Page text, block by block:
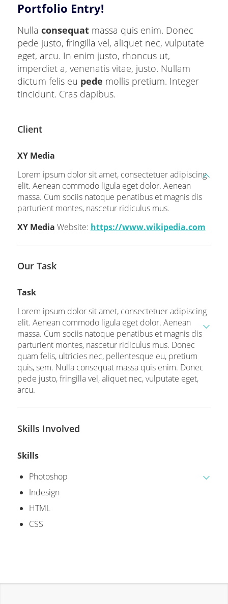
Portfolio Entry!
Nulla consequatmassa quis enim. Donec
pede justo, fringilla vel, aliquet nec, vulputate
eget, arcu. In enim justo, rhoncus ut,
imperdiet a, venenatis vitae, justo. Nullam
dictum felis eu pede mollis pretium. Integer
tincidunt. Cras dapibus.
Client
XY Media
Lorem ipsum dolor sit amet, consectetuer adipiscing
elit. Aenean commodo ligula eget dolor. Aenean
massa. Cum sociis natoque penatibus et magnis dis
parturient montes, nascetur ridiculus mus.
XY Media Website: https://www.wikipedia.com
Our Task
Task
Lorem ipsum dolor sit amet, consectetuer adipiscing
elit. Aenean commodo ligula eget dolor. Aenean
massa. Cum sociis natoque penatibus et magnis dis
parturient montes, nascetur ridiculus mus. Donec
quam felis, ultricies nec, pellentesque eu, pretium
quis, sem. Nulla consequat massa quis enim. Donec
pede justo, fringilla vel, aliquet nec, vulputate eget,
arcu.
Skills Involved
Skills
Photoshop
Indesign
HTML
CSS